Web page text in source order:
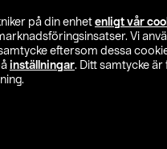
på din enhet enligt vår
Vi
eftersom dessa
inställningar. Ditt samtycke är